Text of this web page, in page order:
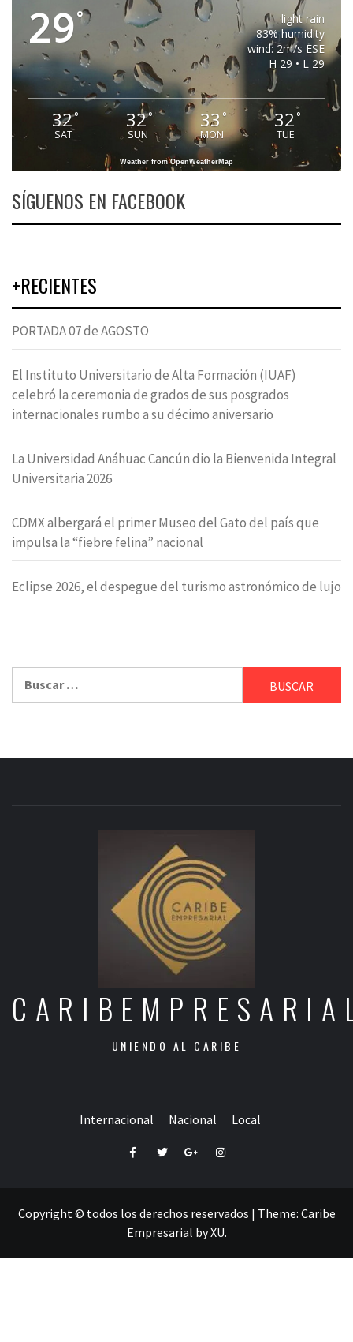
29°
light rain
83% humidity
wind: 2m/s ESE
H 29 • L 29
32°
SAT
32°
SUN
33 °
MON
32°
TUE
Weather from OpenWeatherMap
SÍGUENOS EN FACEBOOK
+RECIENTES
PORTADA 07 de AGOSTO
El Instituto Universitario de Alta Formación (IUAF)
celebró la ceremonia de grados de sus posgrados
internacionales rumbo a su décimo aniversario
La Universidad Anáhuac Cancún dio la Bienvenida Integral
Universitaria 2026
CDMX albergará el primer Museo del Gato del país que
impulsa la “fiebre felina” nacional
Eclipse 2026, el despegue del turismo astronómico de lujo
UNIENDO AL CARIBE
Internacional Nacional Local
FacebookTwitterGoogle+Instagram
Copyright © todos los derechos reservados | Theme: Caribe
Empresarial byXU.